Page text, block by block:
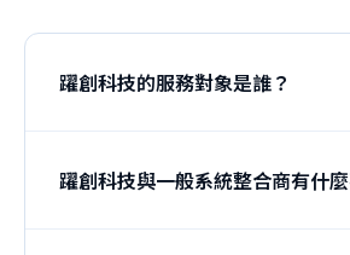
躍創科技的服務對象是誰？
流程導入顧問服務。我們幫助資源
躍創科技與一般系統整合商有什